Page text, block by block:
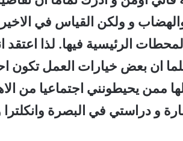
و ولكن القياس في
الرئيسية فيها. لذا اعتقد
ان بعض خيارات العمل تكون
ممن يحيطونني اجتماعيا من
و دراستي في البصرة